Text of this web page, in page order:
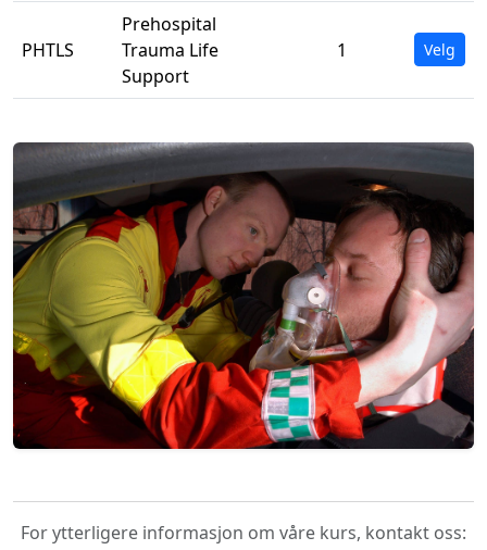
PHTLS
Prehospital
Trauma Life
Support
1 Velg
For ytterligere informasjon om våre kurs, kontakt oss: